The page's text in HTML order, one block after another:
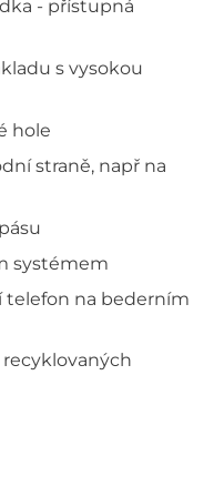
- přístupná
s vysokou
hole
straně, např na
systémem
telefon na bederním
recyklovaných